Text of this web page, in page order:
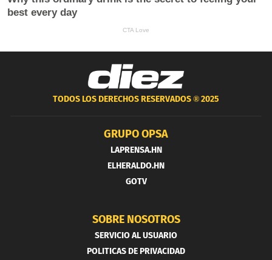
TODOS LOS DERECHOS RESERVADOS ®2025
GRUPO OPSA
LAPRENSA.HN
ELHERALDO.HN
GOTV
SOBRE NOSOTROS
SERVICIO AL USUARIO
POLITICAS DE PRIVACIDAD